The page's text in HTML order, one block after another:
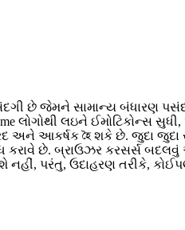
છે જેમને સામાન્ય બંધારણ પસંદ
લોગોથી લઇને ઈમોટિકોન્સ
અને આકર્ષક হৈ શકે છે. જુદા
કરાવે છે. બ્રાઉઝર કરસર્સ
નહીં, પરંતુ, ઉદાહરણ તરીકે,